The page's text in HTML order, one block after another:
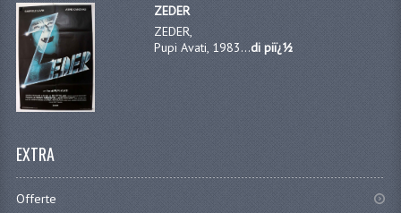
ZEDER
ZEDER,
Pupi Avati, 1983...di piï¿½
EXTRA
Offerte